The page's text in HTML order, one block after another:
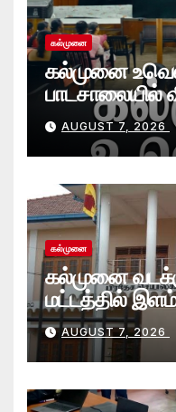
கல்முனை
கல்முனை
பாடசாலையில்
செயலமர்வு
AUGUST 7, 2026
கல்முனை
கல்முனை
மட்டத்தில்
AUGUST 7, 2026